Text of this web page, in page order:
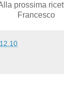
prossima
Francesco